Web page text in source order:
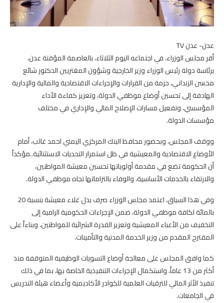
عدن- عدن TV
أقر مجلس الوزراء، في اجتماعه اليوم الثلاثاء، بالعاصمة المؤقتة عدن،
برئاسة دولة رئيس الوزراء وزير الخارجية وشؤون المغتربين الدكتور شائع
محسن الزنداني، حزمة من القرارات والإجراءات الاقتصادية والمالية والإدارية
الهادفة إلى تحسين أوضاع موظفي الدولة، وتعزيز كفاءة الأداء
المؤسسي، وتفعيل مسارات الإصلاح المالي والإداري في مختلف
مؤسسات الدولة.
ووقف المجلس، وبحضور محافظ البنك المركزي اليمني احمد غالب، أمام
الأوضاع الاقتصادية والمعيشية في ظل استمرار التحديات الاستثنائية..مؤكداً
أن الحكومة تضع في مقدمة أولوياتها تحسين معيشة المواطنين،
والارتقاء بالخدمات الأساسية، والوفاء بالتزاماتها تجاه موظفي الدولة.
وفي هذا السياق، اعتمد مجلس الوزراء صرف بدل غلاء معيشة بنسبة 20
بالمائة لكافة موظفي الدولة، ضمن الإجراءات الحكومية الرامية إلى
التخفيف من الأعباء المعيشية وتعزيز القدرة الشرائية للمواطنين، وبناءاً على
المقترح المقدم من وزير الخدمة المدنية والتأمينات.
كما وافق المجلس على معالجة أوضاع التسويات الوظيفية المتوقفة منذ
أكثر من 13 عاماً، واستكمال الإجراءات التنفيذية الخاصة بها، بما في ذلك
تنفيذ الأثر المالي للترقيات العلمية للكوادر الأكاديمية وأعضاء هيئة التدريس
في الجامعات.